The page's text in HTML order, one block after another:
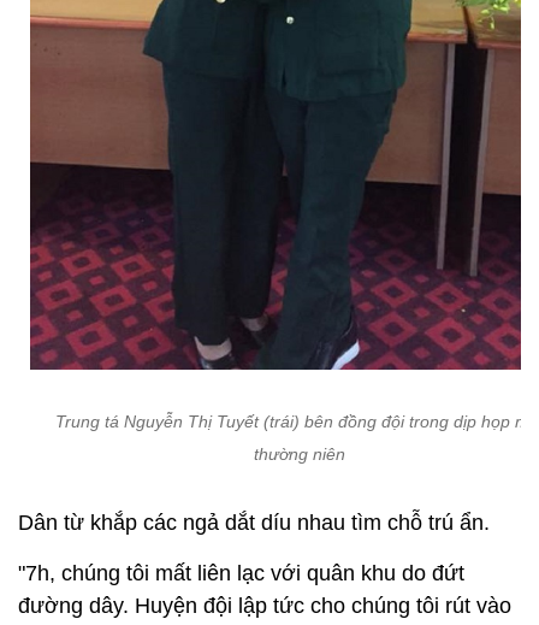
Trung tá Nguyễn Thị Tuyết (trái) bên đồng đội trong dịp họp
thường niên
Dân từ khắp các ngả dắt díu nhau tìm chỗ trú ẩn.
"7h, chúng tôi mất liên lạc với quân khu do đứt
đường dây. Huyện đội lập tức cho chúng tôi rút vào